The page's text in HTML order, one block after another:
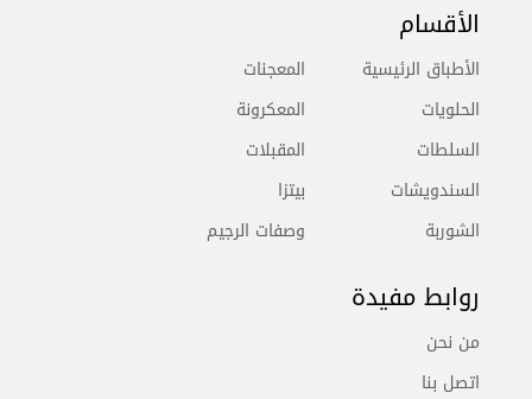
الأقسام
الأطباق الرئيسية
الحلويات
السلطات
السندويشات
الشوربة
المعجنات
المعكرونة
المقبلات
بيتزا
وصفات الرجيم
روابط مفيدة
من نحن
اتصل بنا